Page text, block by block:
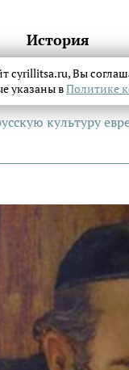
История
культуру
cyrillitsa.ru, Вы
указаны вПолитике